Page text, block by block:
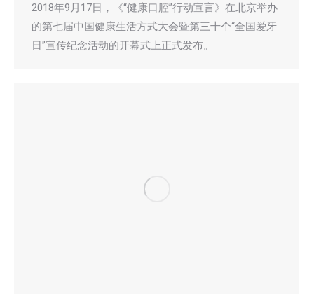
2018年9月17日，《“健康口腔”行动宣言》在北京举办
的第七届中国健康生活方式大会暨第三十个“全国爱牙
日”宣传纪念活动的开幕式上正式发布。